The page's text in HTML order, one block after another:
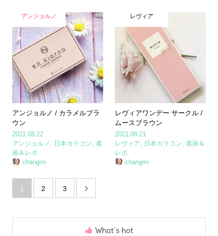
アンジョルノ
アンジョルノ / カラメルブラ
ウン
2021.08.22
アンジョルノ , 日本カラコン, 着
画＆レポ
changmi
レヴィア
レヴィアワンデー サークル /
ムースブラウン
2021.08.21
レヴィア, 日本カラコン,着画＆
レポ
changmi
1 2 3 
What`s hot